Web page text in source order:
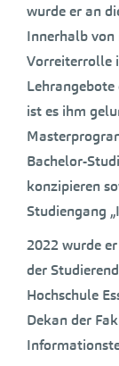
wurde er an
Innerhalb von
Vorreiterrolle
Lehrangebote
ist es ihm
Bachelor-
konzipieren
Studiengang
2022 wurde
der
Hochschule
Dekan der